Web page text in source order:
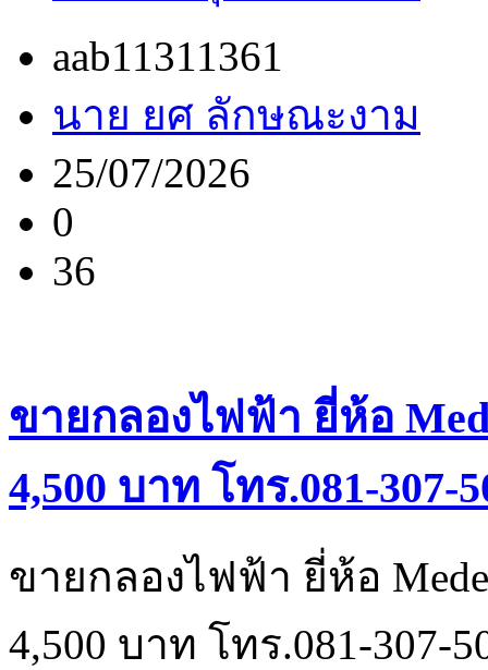
aab11311361
นาย ยศ ลักษณะงาม
25/07/2026
0
36
ขายกลองไฟฟ้า ยี่ห้อ
4,500 บาท โทร.081-307-
ขายกลองไฟฟ้า ยี่ห้อ
4,500 บาท โทร.081-307-